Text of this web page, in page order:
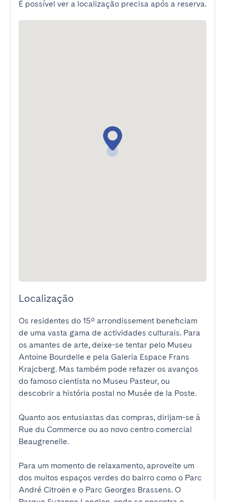
É possível ver a localização precisa após a reserva.
Localização
Os residentes do 15º arrondissement beneficiam
de uma vasta gama de actividades culturais. Para
os amantes de arte, deixe-se tentar pelo Museu
Antoine Bourdelle e pela Galeria Espace Frans
Krajcberg. Mas também pode refazer os avanços
do famoso cientista no Museu Pasteur, ou
descobrir a história postal no Musée de la Poste.
Quanto aos entusiastas das compras, dirijam-se à
Rue du Commerce ou ao novo centro comercial
Beaugrenelle.
Para um momento de relaxamento, aproveite um
dos muitos espaços verdes do bairro como o Parc
André Citroën e o Parc Georges Brassens. O